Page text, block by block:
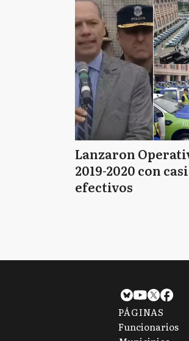
Lanzaron
2019-2020 con
efectivos
PÁGINAS
Funcionarios